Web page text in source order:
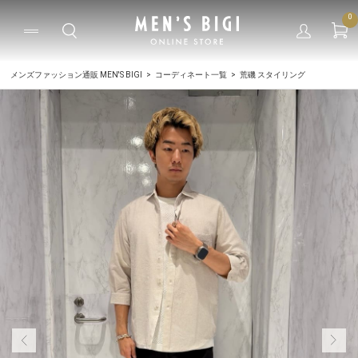
0
メンズファッション通販 MEN'S BIGI コーディネート一覧 荒磯 スタイリング